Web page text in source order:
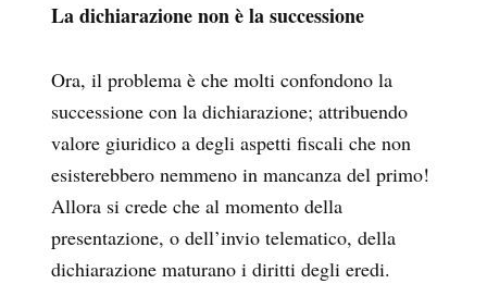
La dichiarazione non è la successione
Ora, il problema è che molti confondono la
successione con la dichiarazione; attribuendo
valore giuridico a degli aspetti fiscali che non
esisterebbero nemmeno in mancanza del primo!
Allora si crede che al momento della
presentazione, o dell’invio telematico, della
dichiarazione maturano i diritti degli eredi.